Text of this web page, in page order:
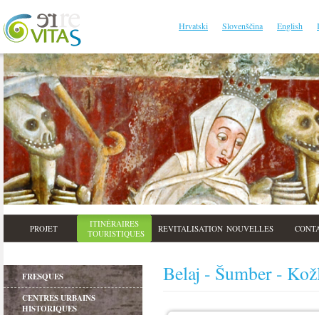
Hrvatski Slovenščina English
PROJET
ITINÉRAIRES
TOURISTIQUES
REVITALISATION NOUVELLES
FRESQUES
CENTRES URBAINS
HISTORIQUES
Belaj - Šumber -